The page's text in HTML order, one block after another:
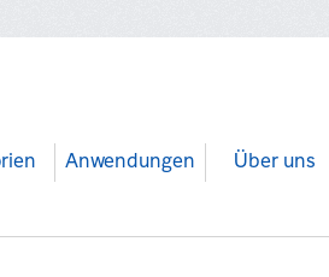
Anwendungen Über uns